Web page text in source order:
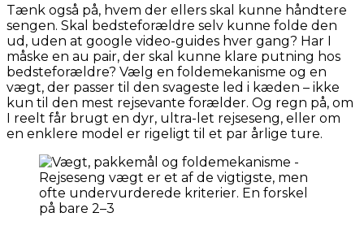
Tænk også på, hvem der ellers skal kunne håndtere
sengen. Skal bedsteforældre selv kunne folde den
ud, uden at google video-guides hver gang? Har I
måske en au pair, der skal kunne klare putning hos
bedsteforældre? Vælg en foldemekanisme og en
vægt, der passer til den svageste led i kæden – ikke
kun til den mest rejsevante forælder. Og regn på, om
I reelt får brugt en dyr, ultra-let rejseseng, eller om
en enklere model er rigeligt til et par årlige ture.